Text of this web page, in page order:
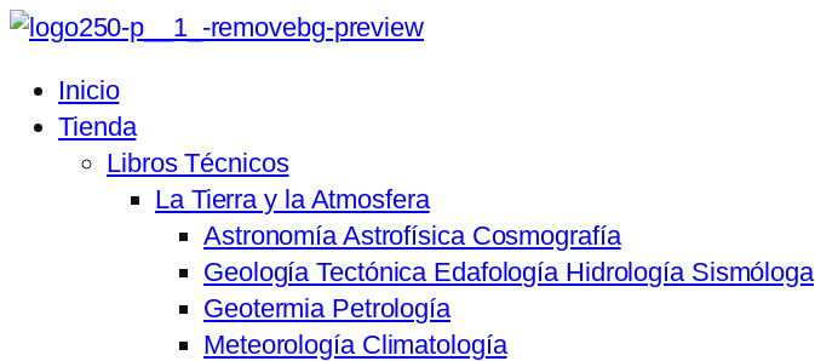
Inicio
Tienda
Libros Técnicos
La Tierra y la Atmosfera
Astronomía Astrofísica Cosmografía
Geología Tectónica Edafología Hidrología Sismóloga
Geotermia Petrología
Meteorología Climatología